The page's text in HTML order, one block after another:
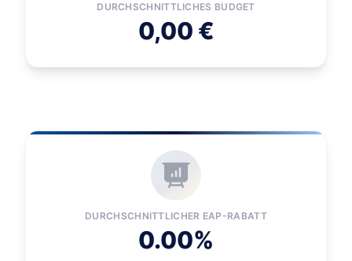
DURCHSCHNITTLICHES BUDGET
0,00 €
DURCHSCHNITTLICHER EAP-RABATT
0.00%